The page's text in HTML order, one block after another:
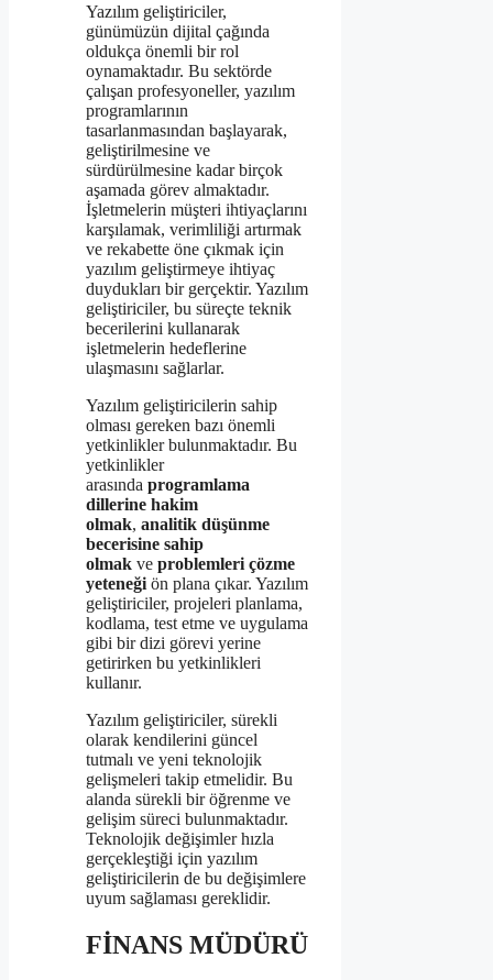
Yazılım geliştiriciler,
günümüzün dijital çağında
oldukça önemli bir rol
oynamaktadır. Bu sektörde
çalışan profesyoneller, yazılım
programlarının
tasarlanmasından başlayarak,
geliştirilmesine ve
sürdürülmesine kadar birçok
aşamada görev almaktadır.
İşletmelerin müşteri ihtiyaçlarını
karşılamak, verimliliği artırmak
ve rekabette öne çıkmak için
yazılım geliştirmeye ihtiyaç
duydukları bir gerçektir. Yazılım
geliştiriciler, bu süreçte teknik
becerilerini kullanarak
işletmelerin hedeflerine
ulaşmasını sağlarlar.
Yazılım geliştiricilerin sahip
olması gereken bazı önemli
yetkinlikler bulunmaktadır. Bu
yetkinlikler
arasında programlama
dillerine hakim
olmak, analitik düşünme
becerisine sahip
olmak ve problemleri çözme
yeteneği ön plana çıkar. Yazılım
geliştiriciler, projeleri planlama,
kodlama, test etme ve uygulama
gibi bir dizi görevi yerine
getirirken bu yetkinlikleri
kullanır.
Yazılım geliştiriciler, sürekli
olarak kendilerini güncel
tutmalı ve yeni teknolojik
gelişmeleri takip etmelidir. Bu
alanda sürekli bir öğrenme ve
gelişim süreci bulunmaktadır.
Teknolojik değişimler hızla
gerçekleştiği için yazılım
geliştiricilerin de bu değişimlere
uyum sağlaması gereklidir.
FİNANS MÜDÜRÜ